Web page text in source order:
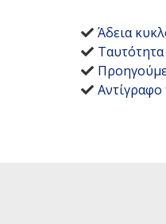
Άδεια